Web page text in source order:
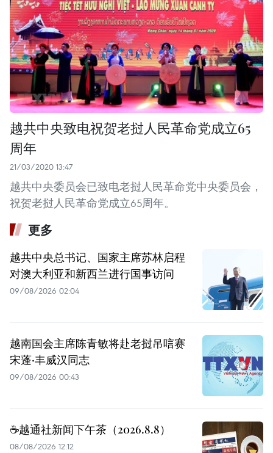
越共中央致电祝贺老挝人民革命党成立65
周年
21/03/2020 13:47
越共中央委员会已致电老挝人民革命党中央委员会，
祝贺老挝人民革命党成立65周年。 ​
更多
越共中央总书记、国家主席苏林启程
对澳大利亚和新西兰进行国事访问
09/08/2026 02:04
越南国会主席陈青敏将赴老挝吊唁赛
宋蓬·丰威汉同志
09/08/2026 00:43
☕️越通社新闻下午茶（2026.8.8）
08/08/2026 12:12